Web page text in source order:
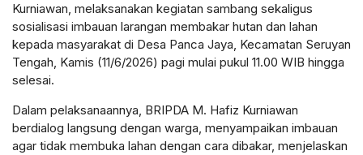
Kurniawan, melaksanakan kegiatan sambang sekaligus
sosialisasi imbauan larangan membakar hutan dan lahan
kepada masyarakat di Desa Panca Jaya, Kecamatan Seruyan
Tengah, Kamis (11/6/2026) pagi mulai pukul 11.00 WIB hingga
selesai.
Dalam pelaksanaannya, BRIPDA M. Hafiz Kurniawan
berdialog langsung dengan warga, menyampaikan imbauan
agar tidak membuka lahan dengan cara dibakar, menjelaskan